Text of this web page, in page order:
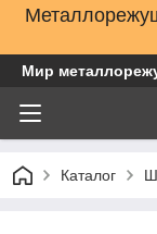
Мир
Каталог